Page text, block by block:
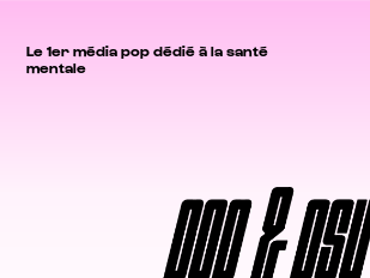
Le 1er média pop dédié à la santé
mentale